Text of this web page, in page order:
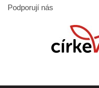
Podporují nás